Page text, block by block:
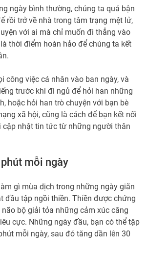
ngày bình thường, chúng ta quá bận
rồi trở về nhà trong tâm trạng mệt lử,
với ai mà chỉ muốn đi thẳng vào
thời điểm hoàn hảo để chúng ta kết
công việc cá nhân vào ban ngày, và
trước khi đi ngủ để hỏi han những
hoặc hỏi han trò chuyện với bạn bè
xã hội, cũng là cách để bạn kết nối
cập nhật tin tức từ những người thân
mỗi ngày
gì mùa dịch trong những ngày giãn
đầu tập ngồi thiền. Thiền được chứng
bộ giải tỏa những cảm xúc căng
cực. Những ngày đầu, bạn có thể tập
mỗi ngày, sau đó tăng dần lên 30